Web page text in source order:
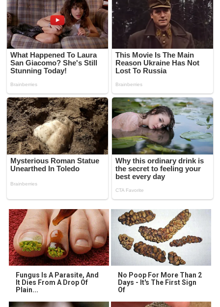
Fungus Is A Parasite, And
It Dies From A Drop Of
Plain...
No Poop For More Than 2
Days - It's The First Sign
Of